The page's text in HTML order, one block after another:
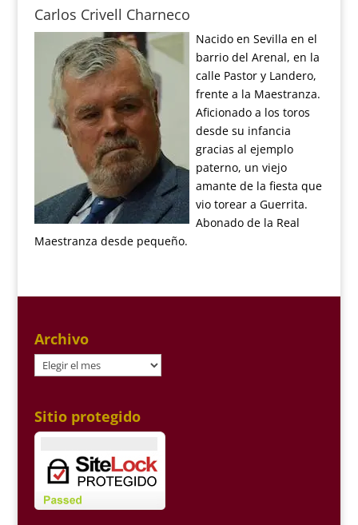
Carlos Crivell Charneco
Nacido en Sevilla en el
barrio del Arenal, en la
calle Pastor y Landero,
frente a la Maestranza.
Aficionado a los toros
desde su infancia
gracias al ejemplo
paterno, un viejo
amante de la fiesta que
vio torear a Guerrita.
Abonado de la Real
Maestranza desde pequeño.
Archivo
Archivo
Sitio protegido